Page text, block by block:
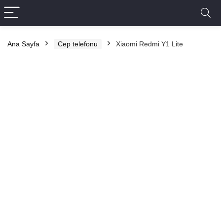
Ana Sayfa Cep telefonu Xiaomi Redmi Y1 Lite